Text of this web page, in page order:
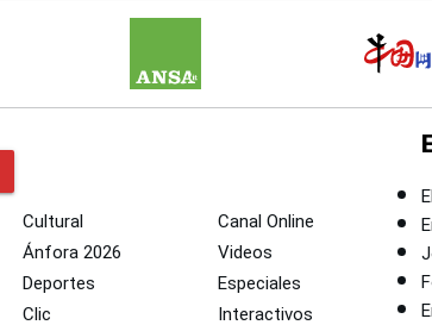
Cultural
Ánfora 2026
Deportes
Clic
Canal Online
Videos
Especiales
Interactivos